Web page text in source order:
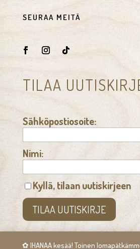
✿ IHANAA kesää! Toinen
SEURAA MEITÄ
TILAA
Sähköpostiosoite:
Nimi:
Kyllä, tilaan uutiskirjeen